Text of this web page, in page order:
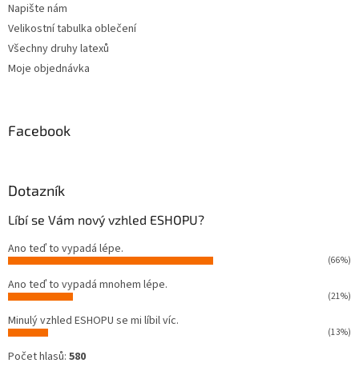
Napište nám
Velikostní tabulka oblečení
Všechny druhy latexů
Moje objednávka
Facebook
Dotazník
Líbí se Vám nový vzhled ESHOPU?
Ano teď to vypadá lépe.
(66%)
Ano teď to vypadá mnohem lépe.
(21%)
Minulý vzhled ESHOPU se mi líbil víc.
(13%)
Počet hlasů: 580